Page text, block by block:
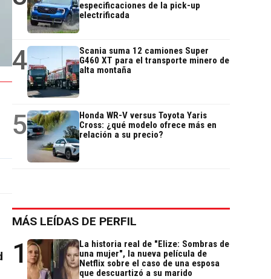
especificaciones de la pick-up
electrificada
4
Scania suma 12 camiones Super
G460 XT para el transporte minero de
alta montaña
5
Honda WR-V versus Toyota Yaris
Cross: ¿qué modelo ofrece más en
relación a su precio?
MÁS LEÍDAS DE PERFIL
1
La historia real de "Elize: Sombras de
una mujer", la nueva película de
Netflix sobre el caso de una esposa
que descuartizó a su marido